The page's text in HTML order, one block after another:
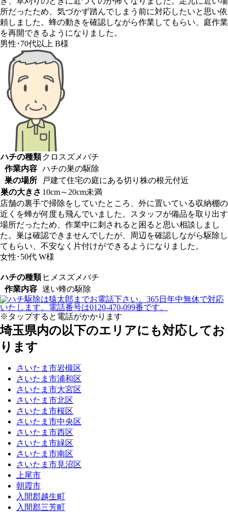
所だったため、気づかず踏んでしまう前に対応したいと思い依
頼しました。蜂の動きを確認しながら作業してもらい、庭作業
を再開できるようになりました。
男性･70代以上 B様
ハチの種類 クロスズメバチ
作業内容 ハチの巣の駆除
巣の場所
戸建て住宅の庭にある切り株の根元付近
巣の大きさ 10cm～20cm未満
店舗の裏手で掃除をしていたところ、外に置いている収納棚の
近くを蜂が何度も飛んでいました。スタッフが備品を取り出す
場所だったため、作業中に刺されると困ると思い相談しまし
た。巣は確認できませんでしたが、周辺を確認しながら駆除し
てもらい、不安なく片付けができるようになりました。
女性･50代 W様
ハチの種類 ヒメスズメバチ
作業内容 迷い蜂の駆除
※タップすると電話がかかります
埼玉県内の以下のエリアにも対応してお
ります
さいたま市岩槻区
さいたま市浦和区
さいたま市大宮区
さいたま市北区
さいたま市桜区
さいたま市中央区
さいたま市西区
さいたま市緑区
さいたま市南区
さいたま市見沼区
上尾市
朝霞市
入間郡越生町
入間郡三芳町